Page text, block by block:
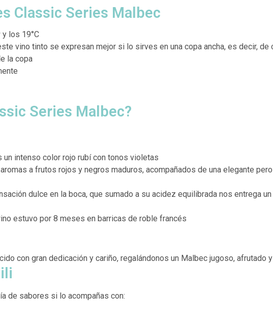
Classic Series Malbec
y los 19°C
vino tinto se expresan mejor si lo sirves en una copa ancha, es decir, de
la copa
Series Malbec?
un intenso color rojo rubí con tonos violetas
a frutos rojos y negros maduros, acompañados de una elegante
dulce en la boca, que sumado a su acidez equilibrada nos entrega
estuvo por 8 meses en barricas de roble francés
con gran dedicación y cariño, regalándonos un Malbec jugoso, afrutado
de sabores si lo acompañas con: